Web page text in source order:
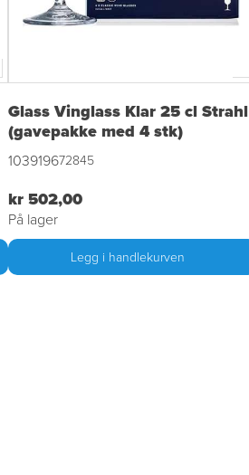
Glass Vinglass Klar 25 cl Strahl
(gavepakke med 4 stk)
103919672845
kr 502,00
På lager
Legg i handlekurven